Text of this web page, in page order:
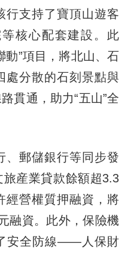
行支持了寶頂山遊客
核心配套建設。此
動”項目，將北山、石
處分散的石刻景點與
貫通，助力“五山”全
郵儲銀行等同步發
産業貸款餘額超3.3
經營權質押融資，將
融資。此外，保險機
安全防線——人保財